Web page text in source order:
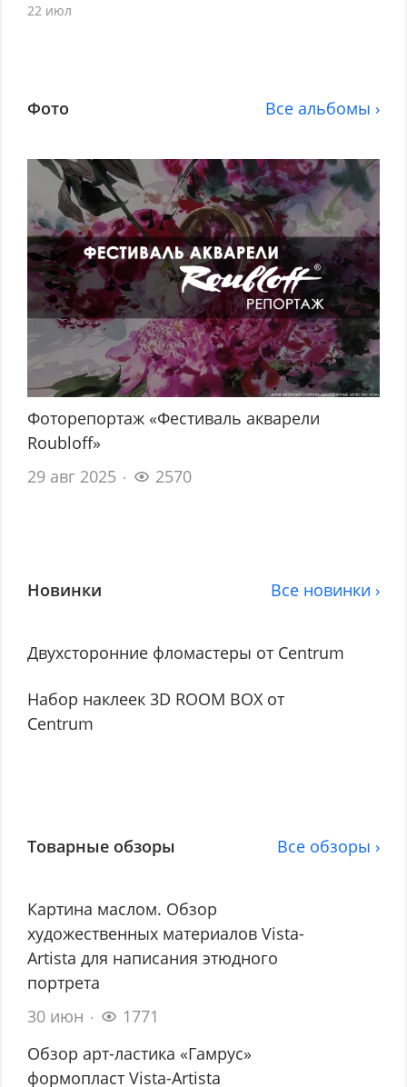
22 июл
Фото Все альбомы ›
Фоторепортаж «Фестиваль акварели
Roubloff»
29 авг 2025
2570
Новинки Все новинки ›
Двухсторонние фломастеры от Centrum
Набор наклеек 3D ROOM BOX от
Centrum
Товарные обзоры Все обзоры ›
Картина маслом. Обзор
художественных материалов Vista-
Artista для написания этюдного
портрета
30 июн
1771
Обзор арт-ластика «Гамрус»
формопласт Vista-Artista